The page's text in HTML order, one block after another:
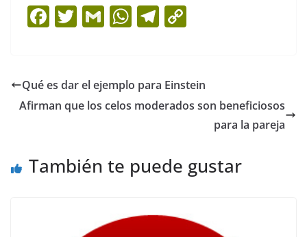
F
e
b
k
T
er
G
l
W
s
A
T
gr
a
y
Li
Qué es dar el ejemplo para Einstein
Afirman que los celos moderados son beneficiosos
para la pareja
También te puede gustar